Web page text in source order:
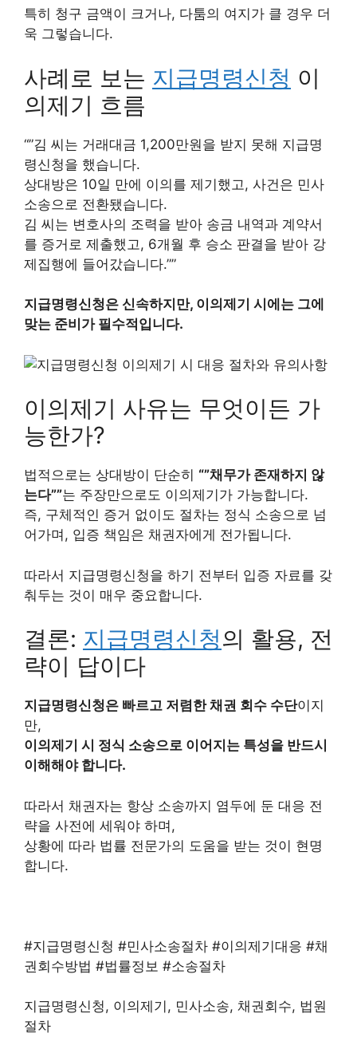
특히 청구 금액이 크거나, 다툼의 여지가 클 경우 더
욱 그렇습니다.
사례로 보는 지급명령신청 이
의제기 흐름
“”김 씨는 거래대금 1,200만원을 받지 못해 지급명
령신청을 했습니다.
상대방은 10일 만에 이의를 제기했고, 사건은 민사
소송으로 전환됐습니다.
김 씨는 변호사의 조력을 받아 송금 내역과 계약서
를 증거로 제출했고, 6개월 후 승소 판결을 받아 강
제집행에 들어갔습니다.””
지급명령신청은 신속하지만, 이의제기 시에는 그에
맞는 준비가 필수적입니다.
이의제기 사유는 무엇이든 가
능한가?
법적으로는 상대방이 단순히 “”채무가 존재하지 않
는다””는 주장만으로도 이의제기가 가능합니다.
즉, 구체적인 증거 없이도 절차는 정식 소송으로 넘
어가며, 입증 책임은 채권자에게 전가됩니다.
따라서 지급명령신청을 하기 전부터 입증 자료를 갖
춰두는 것이 매우 중요합니다.
결론: 지급명령신청의 활용, 전
략이 답이다
지급명령신청은 빠르고 저렴한 채권 회수 수단이지
만,
이의제기 시 정식 소송으로 이어지는 특성을 반드시
이해해야 합니다.
따라서 채권자는 항상 소송까지 염두에 둔 대응 전
략을 사전에 세워야 하며,
상황에 따라 법률 전문가의 도움을 받는 것이 현명
합니다.
#지급명령신청 #민사소송절차 #이의제기대응 #채
권회수방법 #법률정보 #소송절차
지급명령신청, 이의제기, 민사소송, 채권회수, 법원
절차